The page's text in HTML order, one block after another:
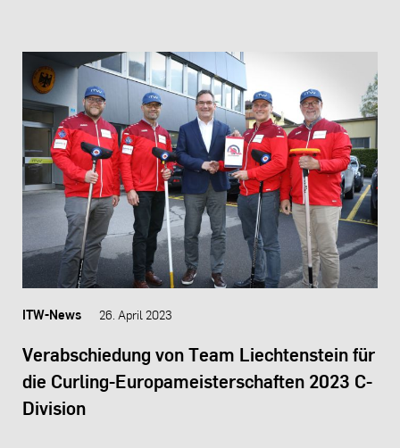
ITW-News 26. April 2023
Verabschiedung von Team Liechtenstein für
die Curling-Europameisterschaften 2023 C-
Division